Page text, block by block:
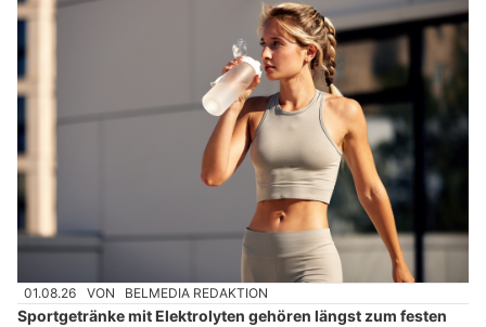
01.08.26 VON BELMEDIA REDAKTION
Sportgetränke mit Elektrolyten gehören längst zum festen